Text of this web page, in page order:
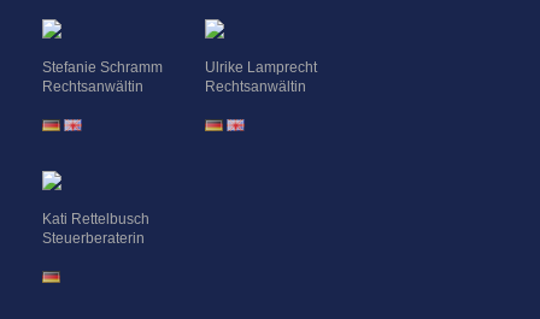
Stefanie Schramm
Rechtsanwältin
Ulrike Lamprecht
Rechtsanwältin
Kati Rettelbusch
Steuerberaterin